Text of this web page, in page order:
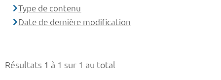
Résultats 1 à 1 sur 1 au total
Type de contenu
Date de dernière modification